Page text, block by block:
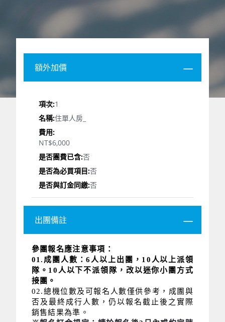
額外加價
1
住單人房_
NT$6,000
否
否
否
出團備註
參團報名應注意事項：
01.成團人數：6人以上出團，10人以上派領
隊。10人以下不派領隊，改以迷你小團方式
接團。
02.總機位數及可報名人數僅供參考，成團與
否及最終成行人數，仍以報名截止後之實際
銷售結果為準。